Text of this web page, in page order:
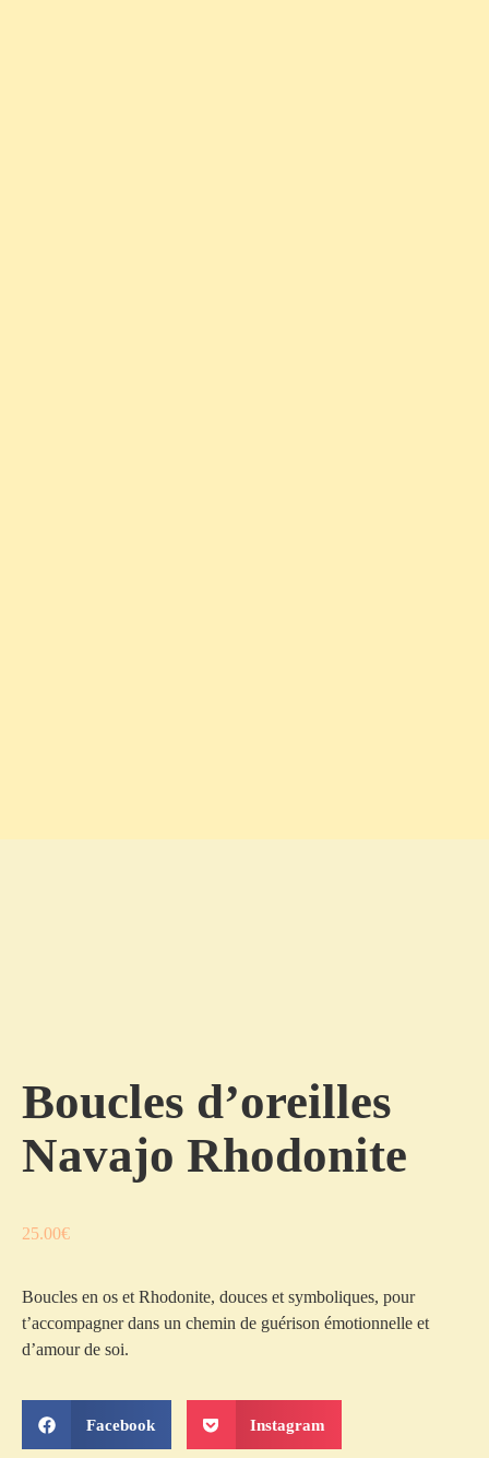
Boucles d’oreilles
Navajo Rhodonite
25.00€
Boucles en os et Rhodonite, douces et symboliques, pour
t’accompagner dans un chemin de guérison émotionnelle et
d’amour de soi.
Facebook Instagram